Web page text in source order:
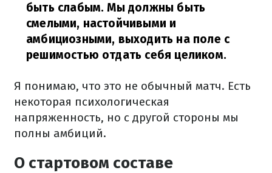
быть слабым. Мы должны быть
смелыми, настойчивыми и
амбициозными, выходить на поле с
решимостью отдать себя целиком.
Я понимаю, что это не обычный матч. Есть
некоторая психологическая
напряженность, но с другой стороны мы
полны амбиций.
О стартовом составе